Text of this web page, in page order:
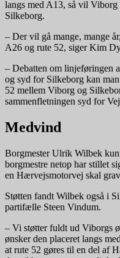
langs med A13, så vil
Silkeborg.
– Der vil gå mange, mange
A26 og rute 52, siger Kim
– Debatten om linjeføringen
og syd for Silkeborg kan
52 mellem Viborg og
sammenfletningen syd for
Medvind
Borgmester Ulrik Wilbek
borgmestre netop har stillet
en Hærvejsmotorvej skal
Støtten fandt Wilbek også i
partifælle Steen Vindum.
– Vi støtter fuldt ud Viborgs
ønsker den placeret langs
at rute 52 gøres til en del af